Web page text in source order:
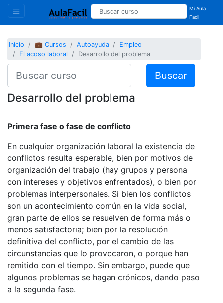
Mi Aula
Facil
Inicio 💼 Cursos Autoayuda
Empleo
El acoso laboral
Desarrollo del problema
Buscar
Desarrollo del problema
Primera fase o fase de conflicto
En cualquier organización laboral la existencia de
conflictos resulta esperable, bien por motivos de
organización del trabajo (hay grupos y persona
con intereses y objetivos enfrentados), o bien por
problemas interpersonales. Si bien los conflictos
son un acontecimiento común en la vida social,
gran parte de ellos se resuelven de forma más o
menos satisfactoria; bien por la resolución
definitiva del conflicto, por el cambio de las
circunstancias que lo provocaron, o porque han
remitido con el tiempo. Sin embargo, puede que
algunos problemas se hagan crónicos, dando paso
a la segunda fase.